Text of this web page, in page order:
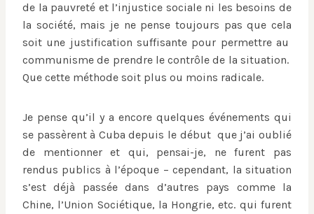
de la pauvreté et l’injustice sociale ni les besoins de
la société, mais je ne pense toujours pas que cela
soit une justification suffisante pour permettre au
communisme de prendre le contrôle de la situation.
Que cette méthode soit plus ou moins radicale.
Je pense qu’il y a encore quelques événements qui
se passèrent à Cuba depuis le début que j’ai oublié
de mentionner et qui, pensai-je, ne furent pas
rendus publics à l’époque – cependant, la situation
s’est déjà passée dans d’autres pays comme la
Chine, l’Union Sociétique, la Hongrie, etc. qui furent